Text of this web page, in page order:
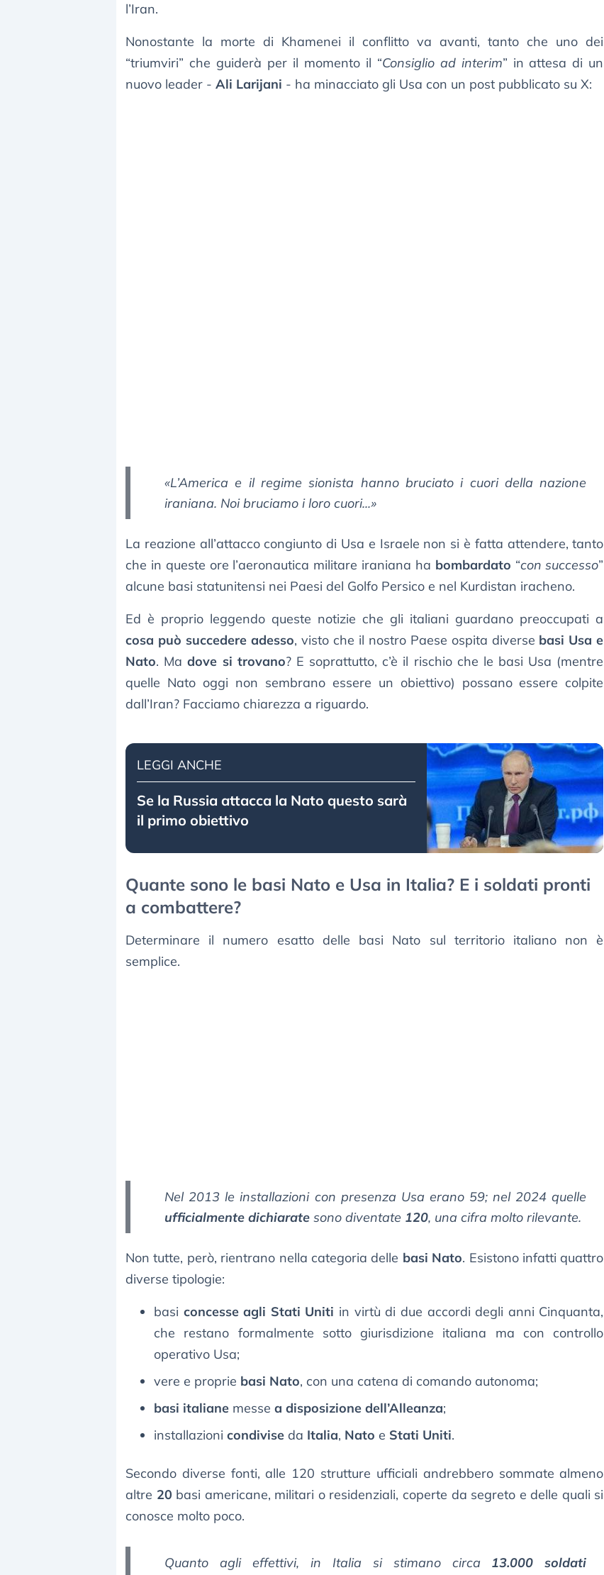
l’Iran.
Nonostante la morte di Khamenei il conflitto va avanti, tanto che uno dei
“triumviri” che guiderà per il momento il “Consiglio ad interim” in attesa di un
nuovo leader - Ali Larijani - ha minacciato gli Usa con un post pubblicato su X:
«L’America e il regime sionista hanno bruciato i cuori della nazione
iraniana. Noi bruciamo i loro cuori...»
La reazione all’attacco congiunto di Usa e Israele non si è fatta attendere, tanto
che in queste ore l’aeronautica militare iraniana ha bombardato “con successo”
alcune basi statunitensi nei Paesi del Golfo Persico e nel Kurdistan iracheno.
Ed è proprio leggendo queste notizie che gli italiani guardano preoccupati a
cosa può succedere adesso, visto che il nostro Paese ospita diverse basi Usa e
Nato. Madove si trovano? E soprattutto, c’è il rischio che le basi Usa (mentre
quelle Nato oggi non sembrano essere un obiettivo) possano essere colpite
dall’Iran? Facciamo chiarezza a riguardo.
LEGGI ANCHE
Se la Russia attacca la Nato questo sarà
il primo obiettivo
Quante sono le basi Nato e Usa in Italia? E i soldati pronti
a combattere?
Determinare il numero esatto delle basi Nato sul territorio italiano non è
semplice.
Nel 2013 le installazioni con presenza Usa erano 59; nel 2024 quelle
ufficialmente dichiarate sono diventate 120, una cifra molto rilevante.
Non tutte, però, rientrano nella categoria delle basi Nato. Esistono infatti quattro
diverse tipologie:
basi concesse agli Stati Uniti in virtù di due accordi degli anni Cinquanta,
che restano formalmente sotto giurisdizione italiana ma con controllo
operativo Usa;
vere e proprie basi Nato, con una catena di comando autonoma;
basi italiane messe a disposizione dell’Alleanza;
installazioni condivise da Italia, Nato e Stati Uniti.
Secondo diverse fonti, alle 120 strutture ufficiali andrebbero sommate almeno
altre 20 basi americane, militari o residenziali, coperte da segreto e delle quali si
conosce molto poco.
Quanto agli effettivi, in Italia si stimano circa 13.000 soldati